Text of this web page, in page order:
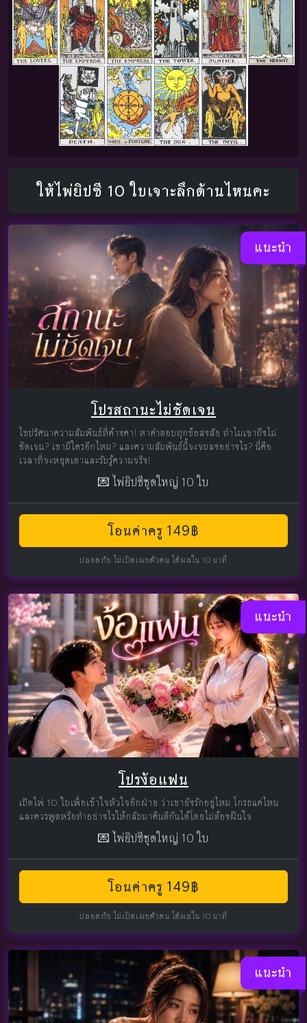
ให้ไพ่ยิปซี 10 ใบเจาะลึกด้านไหนคะ
แนะนำ
โปรสถานะไม่ชัดเจน
ไขปริศนาความสัมพันธ์ที่ค้างคา! หาคำตอบทุกข้อสงสัย ทำไมเขาถึงไม่
ชัดเจน? เขามีใครอีกไหม? และความสัมพันธ์นี้จะจบลงอย่างไร? นี่คือ
เวลาที่จะหยุดเดาและรับรู้ความจริง!
💌 ไพ่ยิปซีชุดใหญ่ 10 ใบ
โอนค่าครู 149฿
ปลอดภัย ไม่เปิดเผยตัวตน ได้ผลใน 10 นาที
แนะนำ
โปรง้อแฟน
เปิดไพ่ 10 ใบเพื่อเข้าใจหัวใจอีกฝ่าย ว่าเขายังรักอยู่ไหม โกรธแค่ไหน
และควรพูดหรือทำอย่างไรให้กลับมาคืนดีกันได้โดยไม่ต้องฝืนใจ
💌 ไพ่ยิปซีชุดใหญ่ 10 ใบ
โอนค่าครู 149฿
ปลอดภัย ไม่เปิดเผยตัวตน ได้ผลใน 10 นาที
แนะนำ